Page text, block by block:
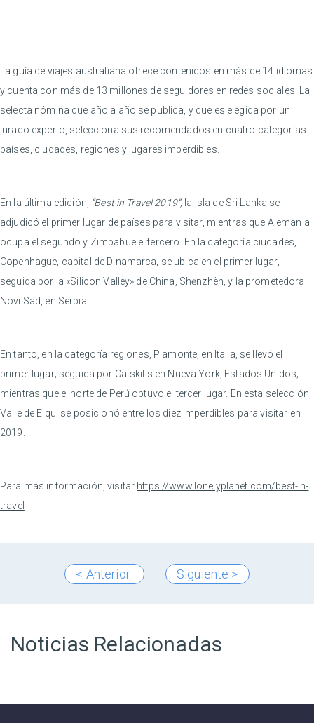
La guía de viajes australiana ofrece contenidos en más de 14 idiomas
y cuenta con más de 13 millones de seguidores en redes sociales. La
selecta nómina que año a año se publica, y que es elegida por un
jurado experto, selecciona sus recomendados en cuatro categorías:
países, ciudades, regiones y lugares imperdibles.
En la última edición, “Best in Travel 2019”, la isla de Sri Lanka se
adjudicó el primer lugar de países para visitar, mientras que Alemania
ocupa el segundo y Zimbabue el tercero. En la categoría ciudades,
Copenhague, capital de Dinamarca, se ubica en el primer lugar,
seguida por la «Silicon Valley» de China, Shēnzhèn, y la prometedora
Novi Sad, en Serbia.
En tanto, en la categoría regiones, Piamonte, en Italia, se llevó el
primer lugar; seguida por Catskills en Nueva York, Estados Unidos;
mientras que el norte de Perú obtuvo el tercer lugar. En esta selección,
Valle de Elqui se posicionó entre los diez imperdibles para visitar en
2019.
Para más información, visitar https://www.lonelyplanet.com/best-in-
travel
< Anterior Siguiente >
Noticias Relacionadas